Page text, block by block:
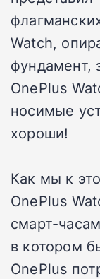
Watch,
фундамент,
OnePlus
носимые
хороши!
Как мы к
OnePlus
смарт-
в котором
OnePlus